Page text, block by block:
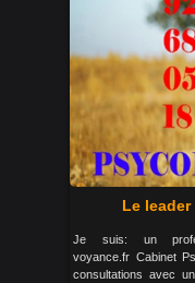
Le
Je suis: un
voyance.fr Cabinet
consultations avec